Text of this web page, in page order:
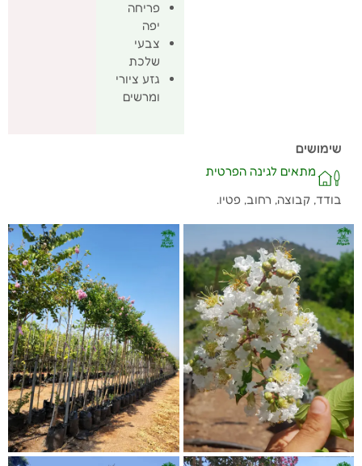
פריחה
יפה
צבעי
שלכת
גזע ציורי
ומרשים
שימושים
מתאים לגינה הפרטית
בודד, קבוצה, רחוב, פטיו.